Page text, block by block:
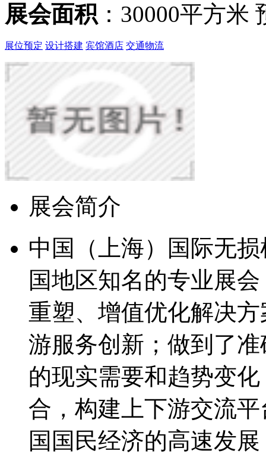
展会面积 ：30000平方米
展位预定 设计搭建 宾馆酒店 交通物流
展会简介
中国（上海）国际无
国地区知名的专业展
重塑、增值优化解决
游服务创新；做到了
的现实需要和趋势变
合，构建上下游交流
国国民经济的高速发